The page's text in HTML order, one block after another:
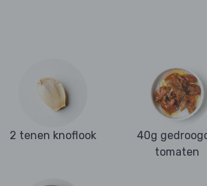
2 tenen knoflook
40g
tomaten